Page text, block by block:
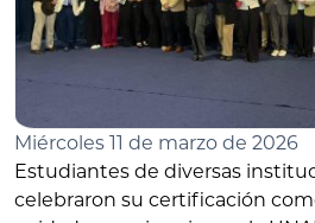
Miércoles 11 de marzo de 2026
Estudiantes de diversas
celebraron su certificación